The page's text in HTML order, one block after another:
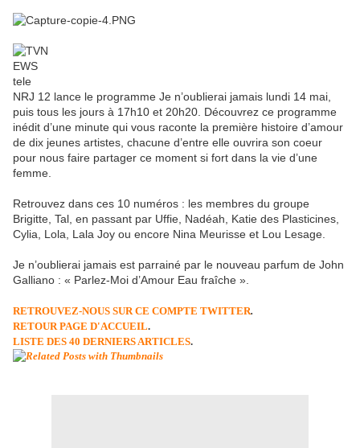
NRJ 12 lance le programme Je n’oublierai jamais lundi 14 mai,
puis tous les jours à 17h10 et 20h20. Découvrez ce programme
inédit d’une minute qui vous raconte la première histoire d’amour
de dix jeunes artistes, chacune d’entre elle ouvrira son coeur
pour nous faire partager ce moment si fort dans la vie d’une
femme.
Retrouvez dans ces 10 numéros : les membres du groupe
Brigitte, Tal, en passant par Uffie, Nadéah, Katie des Plasticines,
Cylia, Lola, Lala Joy ou encore Nina Meurisse et Lou Lesage.
Je n’oublierai jamais est parrainé par le nouveau parfum de John
Galliano : « Parlez-Moi d’Amour Eau fraîche ».
RETROUVEZ-NOUS SUR CE COMPTE TWITTER.
RETOUR PAGE D'ACCUEIL.
LISTE DES 40 DERNIERS ARTICLES.